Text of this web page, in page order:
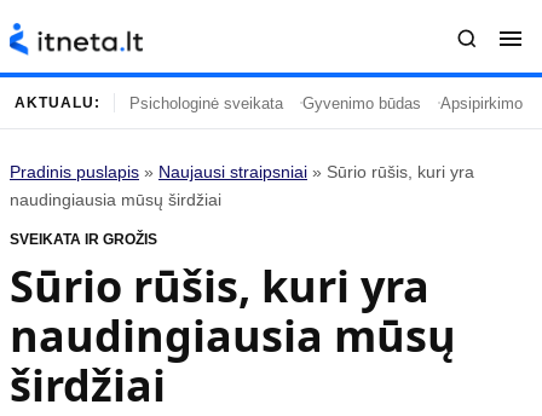
Turinys
Naujausi straipsniai
Gyvenimas
Mada
Mokslas
Kulinarija
Technologijos
Gyvenimo būdas
AKTUALU: Psichologinė sveikata Gyvenimo būdas Apsipirkimo
Pradinis puslapis » Naujausi straipsniai » Sūrio rūšis, kuri yra
naudingiausia mūsų širdžiai
SVEIKATA IR GROŽIS
Sūrio rūšis, kuri yra
naudingiausia mūsų
širdžiai